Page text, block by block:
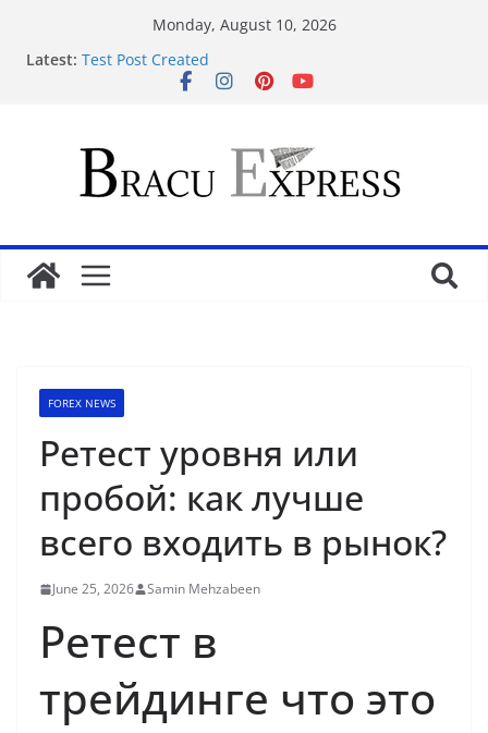
Monday, August 10, 2026
Latest: Test Post Created
Mental health Sense Day 2025: As to the reasons
adventure and returns
Electrifying casino methods: expert tips to handle
your game
FOREX NEWS
Ретест уровня или
пробой: как лучше
всего входить в рынок?
June 25, 2026 Samin Mehzabeen
Ретест в
трейдинге что это